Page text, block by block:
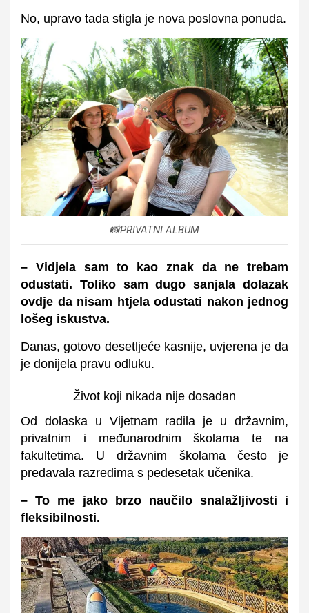
No, upravo tada stigla je nova poslovna ponuda.
📸PRIVATNI ALBUM
– Vidjela sam to kao znak da ne trebam
odustati. Toliko sam dugo sanjala dolazak
ovdje da nisam htjela odustati nakon jednog
lošeg iskustva.
Danas, gotovo desetljeće kasnije, uvjerena je da
je donijela pravu odluku.
Život koji nikada nije dosadan
Od dolaska u Vijetnam radila je u državnim,
privatnim i međunarodnim školama te na
fakultetima. U državnim školama često je
predavala razredima s pedesetak učenika.
– To me jako brzo naučilo snalažljivosti i
fleksibilnosti.